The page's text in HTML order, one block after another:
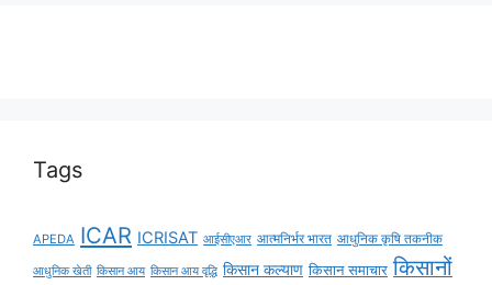
Tags
APEDA ICAR ICRISAT आईसीएआर आत्मनिर्भर भारत आधुनिक कृषि तकनीक
आधुनिक खेती किसान आय किसान आय वृद्धि किसान कल्याण किसान समाचार किसानों